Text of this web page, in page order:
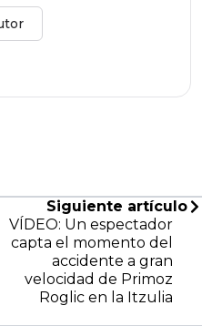
Siguiente artículo
VÍDEO: Un espectador
capta el momento del
accidente a gran
velocidad de Primoz
Roglic en la Itzulia